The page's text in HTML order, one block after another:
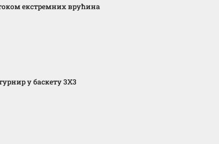
екстремних врућина
у баскету 3X3